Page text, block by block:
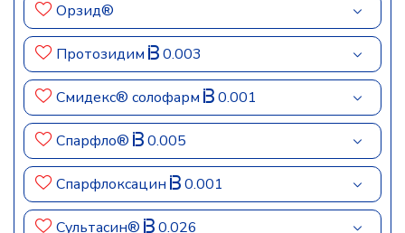
Орзид®
Протозидим 0.003
Смидекс® солофарм 0.001
Спарфло® 0.005
Спарфлоксацин 0.001
Сультасин® 0.026